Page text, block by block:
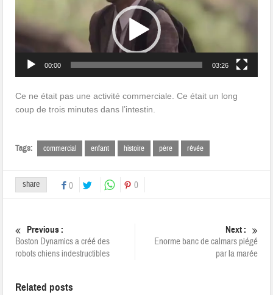
00:00 03:26
Ce ne était pas une activité commerciale. Ce était un long
coup de trois minutes dans l’intestin.
Tags: commercial enfant histoire père rêvée
share 0 0
Previous :
Boston Dynamics a créé des
robots chiens indestructibles
Next :
Enorme banc de calmars piégé
par la marée
Related posts